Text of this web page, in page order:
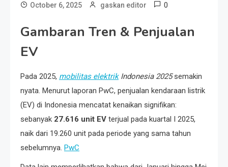
October 6, 2025 gaskan editor 0
Gambaran Tren & Penjualan
EV
Pada 2025, mobilitas elektrikIndonesia 2025semakin
nyata. Menurut laporan PwC, penjualan kendaraan listrik
(EV) di Indonesia mencatat kenaikan signifikan:
sebanyak 27.616 unit EV terjual pada kuartal I 2025,
naik dari 19.260 unit pada periode yang sama tahun
sebelumnya. PwC